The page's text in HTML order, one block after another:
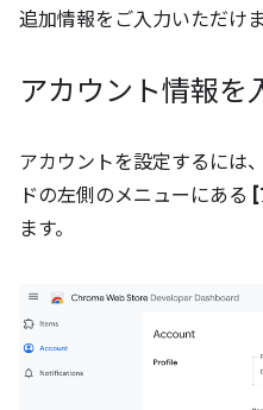
追加情報をご入力いただけま
アカウント情報を
アカウントを設定するには
ドの左側のメニューにある
ます。